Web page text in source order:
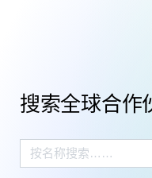
搜索全球合作